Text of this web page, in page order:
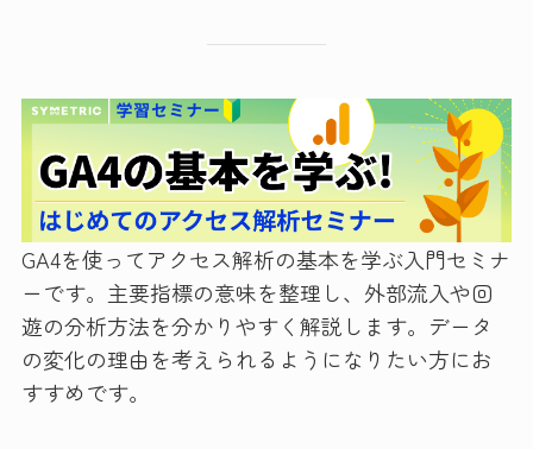
GA4を使ってアクセス解析の基本を学ぶ入門セミナ
ーです。主要指標の意味を整理し、外部流入や回
遊の分析方法を分かりやすく解説します。データ
の変化の理由を考えられるようになりたい方にお
すすめです。